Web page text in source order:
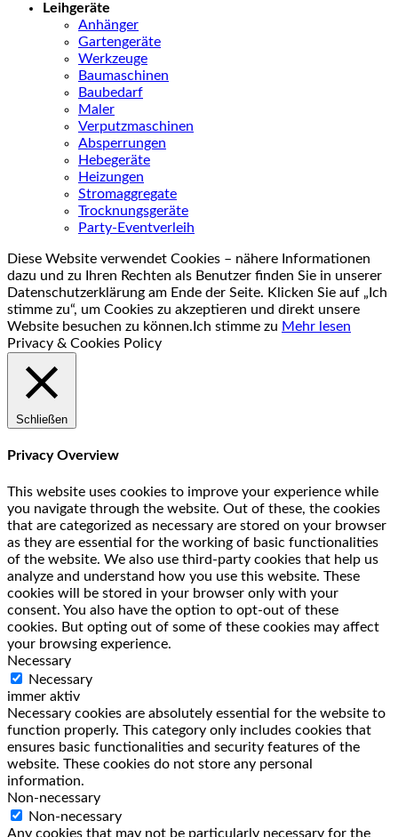
Leihgeräte
Anhänger
Gartengeräte
Werkzeuge
Baumaschinen
Baubedarf
Maler
Verputzmaschinen
Absperrungen
Hebegeräte
Heizungen
Stromaggregate
Trocknungsgeräte
Party-Eventverleih
Diese Website verwendet Cookies – nähere Informationen
dazu und zu Ihren Rechten als Benutzer finden Sie in unserer
Datenschutzerklärung am Ende der Seite. Klicken Sie auf „Ich
stimme zu“, um Cookies zu akzeptieren und direkt unsere
Website besuchen zu können. Ich stimme zu Mehr lesen
Privacy & Cookies Policy
Schließen
Privacy Overview
This website uses cookies to improve your experience while
you navigate through the website. Out of these, the cookies
that are categorized as necessary are stored on your browser
as they are essential for the working of basic functionalities
of the website. We also use third-party cookies that help us
analyze and understand how you use this website. These
cookies will be stored in your browser only with your
consent. You also have the option to opt-out of these
cookies. But opting out of some of these cookies may affect
your browsing experience.
Necessary
Necessary
immer aktiv
Necessary cookies are absolutely essential for the website to
function properly. This category only includes cookies that
ensures basic functionalities and security features of the
website. These cookies do not store any personal
information.
Non-necessary
Non-necessary
Any cookies that may not be particularly necessary for the